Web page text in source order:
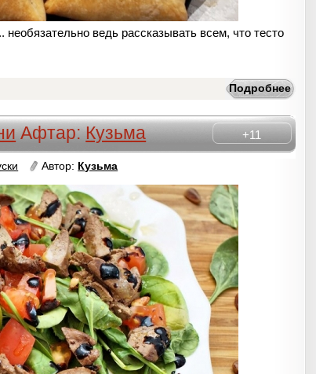
необязательно ведь рассказывать всем, что тесто
Подробнее
+11
Афтар:Кузьма
Автор: Кузьма